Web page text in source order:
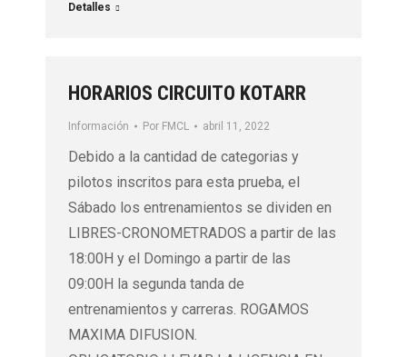
Detalles
HORARIOS CIRCUITO KOTARR
Información Por FMCL abril 11, 2022
Debido a la cantidad de categorias y
pilotos inscritos para esta prueba, el
Sábado los entrenamientos se dividen en
LIBRES-CRONOMETRADOS a partir de las
18:00H y el Domingo a partir de las
09:00H la segunda tanda de
entrenamientos y carreras. ROGAMOS
MAXIMA DIFUSION.